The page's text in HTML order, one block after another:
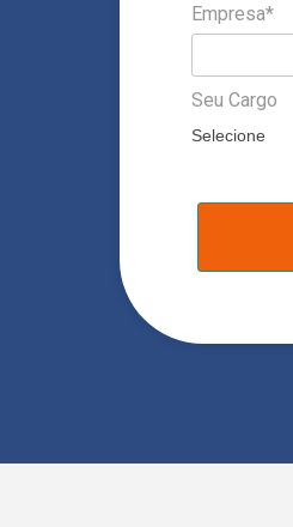
Empresa*
Seu Cargo
Selecione